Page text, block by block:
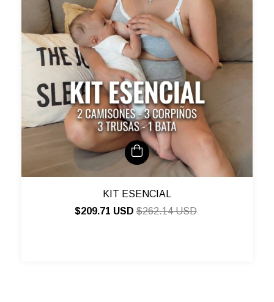
KIT ESENCIAL
$209.71 USD$262.14 USD